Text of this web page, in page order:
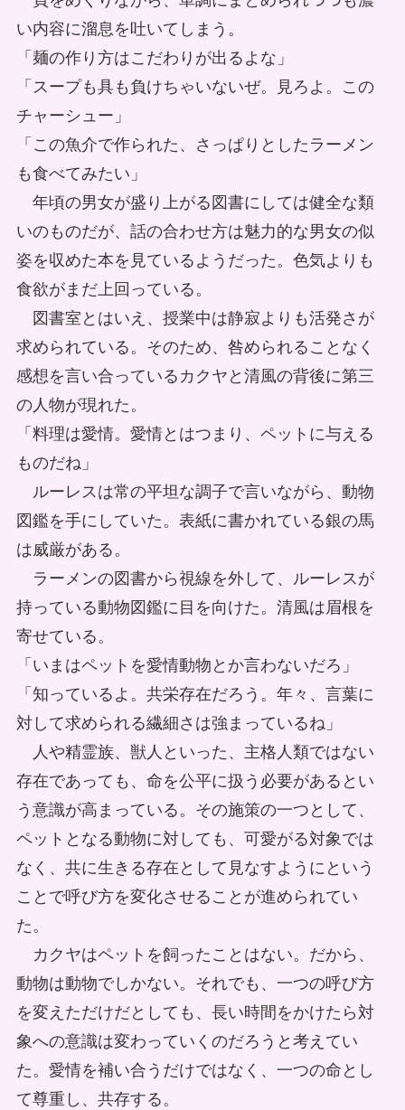
い内容に溜息を吐いてしまう。
「麺の作り方はこだわりが出るよな」
「スープも具も負けちゃいないぜ。見ろよ。この
チャーシュー」
「この魚介で作られた、さっぱりとしたラーメン
も食べてみたい」
年頃の男女が盛り上がる図書にしては健全な類
いのものだが、話の合わせ方は魅力的な男女の似
姿を収めた本を見ているようだった。色気よりも
食欲がまだ上回っている。
図書室とはいえ、授業中は静寂よりも活発さが
求められている。そのため、咎められることなく
感想を言い合っているカクヤと清風の背後に第三
の人物が現れた。
「料理は愛情。愛情とはつまり、ペットに与える
ものだね」
ルーレスは常の平坦な調子で言いながら、動物
図鑑を手にしていた。表紙に書かれている銀の馬
は威厳がある。
ラーメンの図書から視線を外して、ルーレスが
持っている動物図鑑に目を向けた。清風は眉根を
寄せている。
「いまはペットを愛情動物とか言わないだろ」
「知っているよ。共栄存在だろう。年々、言葉に
対して求められる繊細さは強まっているね」
人や精霊族、獣人といった、主格人類ではない
存在であっても、命を公平に扱う必要があるとい
う意識が高まっている。その施策の一つとして、
ペットとなる動物に対しても、可愛がる対象では
なく、共に生きる存在として見なすようにという
ことで呼び方を変化させることが進められてい
た。
カクヤはペットを飼ったことはない。だから、
動物は動物でしかない。それでも、一つの呼び方
を変えただけだとしても、長い時間をかけたら対
象への意識は変わっていくのだろうと考えてい
た。愛情を補い合うだけではなく、一つの命とし
て尊重し、共存する。